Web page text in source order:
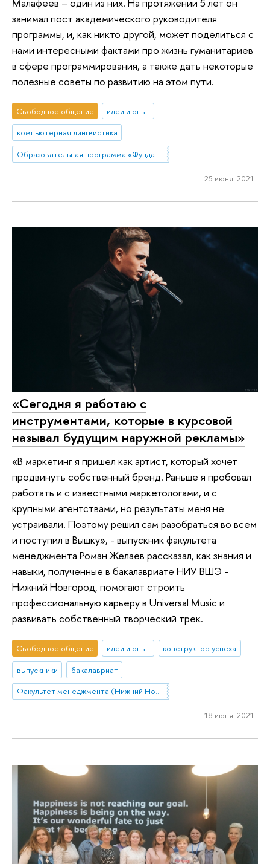
занимал пост академического руководителя
программы, и, как никто другой, может поделиться с
нами интересными фактами про жизнь гуманитариев
в сфере программирования, а также дать некоторые
полезные советы по развитию на этом пути.
Свободное общение
идеи и опыт
компьютерная лингвистика
Образовательная программа «Фундаментальная и прикладная лингвистика»
25 июня 2021
«Сегодня я работаю с
инструментами, которые в курсовой
называл будущим наружной рекламы»
«В маркетинг я пришел как артист, который хочет
продвинуть собственный бренд. Раньше я пробовал
работать и с известными маркетологами, и с
крупными агентствами, но результаты меня не
устраивали. Поэтому решил сам разобраться во всем
и поступил в Вышку», - выпускник факультета
менеджмента Роман Желаев рассказал, как знания и
навыки, полученные в бакалавриате НИУ ВШЭ -
Нижний Новгород, помогают строить
профессиональную карьеру в Universal Music и
развивать собственный творческий трек.
Свободное общение идеи и опыт
конструктор успеха
выпускники
бакалавриат
Факультет менеджмента (Нижний Новгород)
18 июня 2021